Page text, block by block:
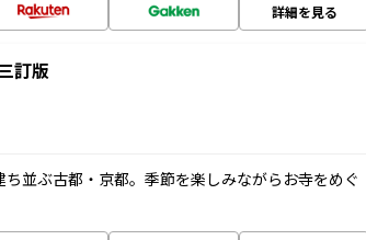
詳細を見る
訂版
並ぶ古都・京都。季節を楽しみながらお寺をめぐ